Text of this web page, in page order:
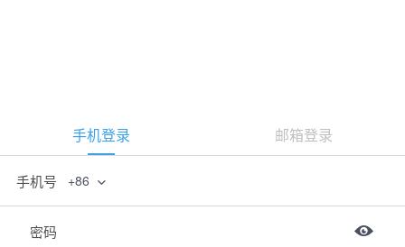
手机登录 邮箱登录
手机号 +86
密码